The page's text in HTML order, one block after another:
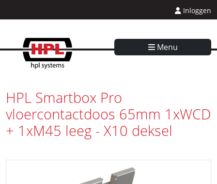
Inloggen
Menu
HPL Smartbox Pro
vloercontactdoos 65mm 1xWCD
+ 1xM45 leeg - X10 deksel